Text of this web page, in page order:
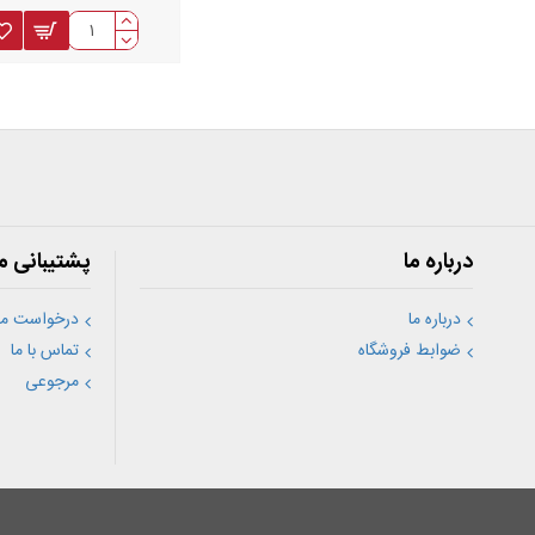
جنس
دوراهه
درباره ما
درباره ما
ضوابط فروشگاه
پشتیبانی
درخواست
تماس با ما
مرجوعی